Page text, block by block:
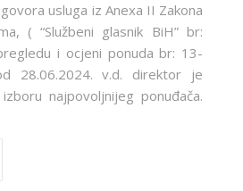
usluga iz Anexa II Zakona
( “Službeni glasnik BiH” br:
i ocjeni ponuda br: 13-
28.06.2024. v.d. direktor je
najpovoljnijeg ponuđača.